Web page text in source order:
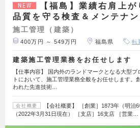
NEW
【福島】業績右肩上
品質を守る検査＆メンテナ
施工管理（建築）
400万円 ～ 549万円 福島県 転
建築施工管理業務をお任せします
【仕事内容】 国内外のランドマークとなる大型プ
トにおいて、施工管理業務全般をお任せします。
われた先進技術…
会社概要
【会社概要】 ［創業］1873年（明治
（2022年3月31日現在） ［支店］16支店 ［営業…